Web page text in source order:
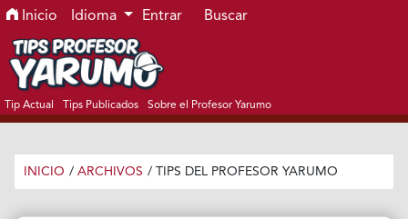
Ir al menú de navegación principal
Ir al contenido principal
Ir al pie de página del sitio
Inicio Idioma Entrar Buscar
Tip Actual Tips Publicados Sobre el Profesor Yarumo
INICIO / ARCHIVOS / TIPS DEL PROFESOR YARUMO